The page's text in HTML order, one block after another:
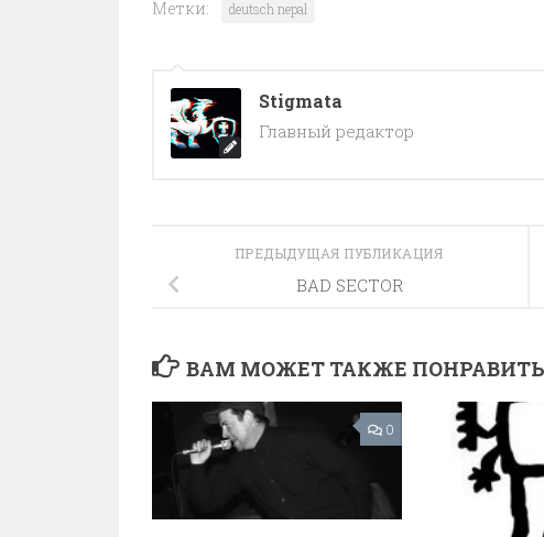
Метки: deutsch nepal
Stigmata
Главный редактор
ПРЕДЫДУЩАЯ ПУБЛИКАЦИЯ
BAD SECTOR
ВАМ МОЖЕТ ТАКЖЕ
0